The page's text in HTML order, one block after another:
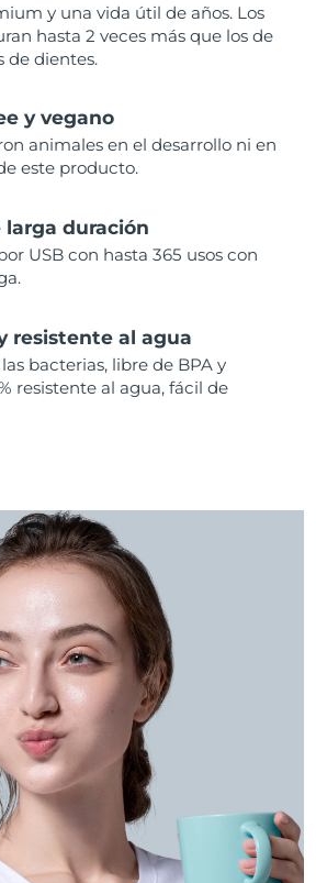
y una vida útil de años. Los
hasta 2 veces más que los de
de dientes.
y vegano
animales en el desarrollo ni en
este producto.
larga duración
USB con hasta 365 usos con
resistente al agua
bacterias, libre de BPA y
resistente al agua, fácil de